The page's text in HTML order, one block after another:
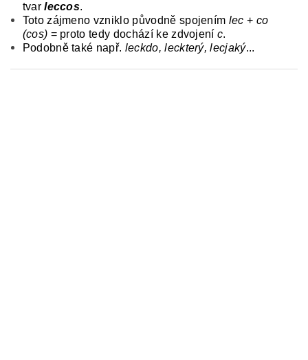
tvarleccos.
Toto zájmeno vzniklo původně spojením lec + co
(cos) = proto tedy dochází ke zdvojeníc.
Podobně také např. leckdo, leckterý, lecjaký...